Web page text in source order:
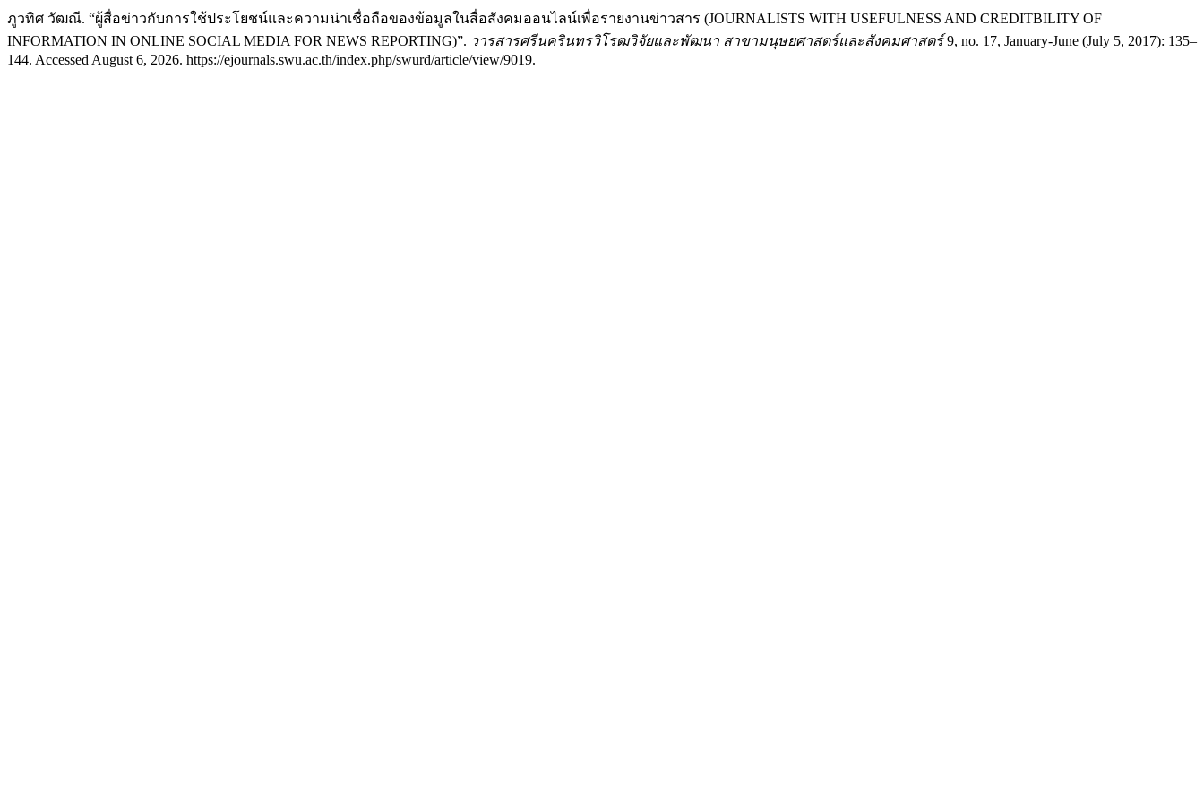
ภูวทิศ วัฒณี. “ผู้สื่อข่าวกับการใช้ประโยชน์และความน่าเชื่อถือของข้อมูลในสื่อสังคมออนไลน์เพื่อรายงานข่าวสาร (JOURNALISTS WITH USEFULNESS AND CREDITBILITY OF
INFORMATION IN ONLINE SOCIAL MEDIA FOR NEWS REPORTING)”. วารสารศรีนครินทรวิโรฒวิจัยและพัฒนา สาขามนุษยศาสตร์และสังคมศาสตร์9, no. 17, January-June (July 5, 2017): 135–
144. Accessed August 6, 2026. https://ejournals.swu.ac.th/index.php/swurd/article/view/9019.